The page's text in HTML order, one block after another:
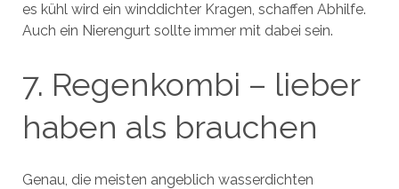
es kühl wird ein winddichter Kragen, schaffen Abhilfe.
Auch ein Nierengurt sollte immer mit dabei sein.
7. Regenkombi – lieber
haben als brauchen
Genau, die meisten angeblich wasserdichten